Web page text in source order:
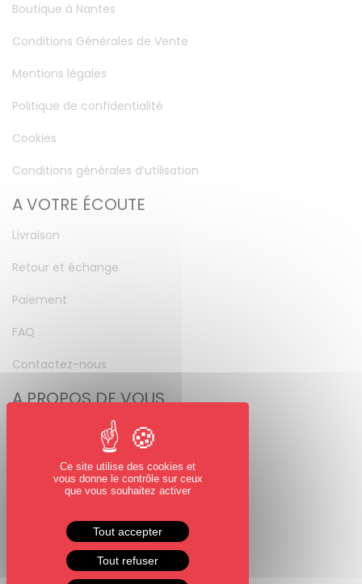
Boutique à Nantes
Conditions Générales de Vente
Mentions légales
Politique de confidentialité
Cookies
Conditions générales d’utilisation
A VOTRE ÉCOUTE
Livraison
Retour et échange
Paiement
FAQ
Contactez-nous
A PROPOS DE VOUS
Mot de passe perdu
NOUS SUIVRE
Facebook
Instagram
Ce site utilise des cookies et
vous donne le contrôle sur ceux
que vous souhaitez activer
Tout accepter
Tout refuser